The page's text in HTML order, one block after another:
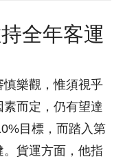
全年客運
樂觀，惟須視乎
而定，仍有望達
目標，而踏入第
貨運方面，他指